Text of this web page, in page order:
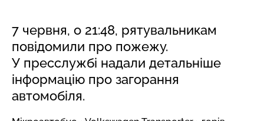
7 червня, о 21:48, рятувальникам
повідомили про пожежу.
У пресслужбі надали детальніше
інформацію про загорання
автомобіля.